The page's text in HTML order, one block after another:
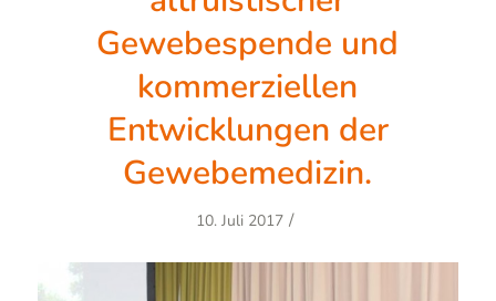
Gewebespende und
kommerziellen
Entwicklungen der
Gewebemedizin.
10. Juli 2017 /